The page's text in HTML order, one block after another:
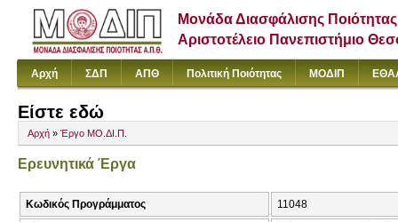
Μονάδα Διασφάλισης Ποιότητας
Αριστοτέλειο Πανεπιστήμιο
Αρχή ΣΔΠ ΑΠΘ Πολιτική Ποιότητας ΜΟΔΙΠ
Είστε εδώ
Αρχή » Έργο ΜΟ.ΔΙ.Π.
Ερευνητικά Έργα
Κωδικός Προγράμματος 11048